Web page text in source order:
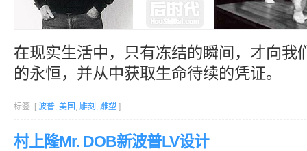
在现实生活中，只有冻结的瞬间，才向我
的永恒，并从中获取生命待续的凭证。
标签: [ 波普, 美国 , 雕刻 , 雕塑 ]
村上隆Mr. DOB新波普LV设计